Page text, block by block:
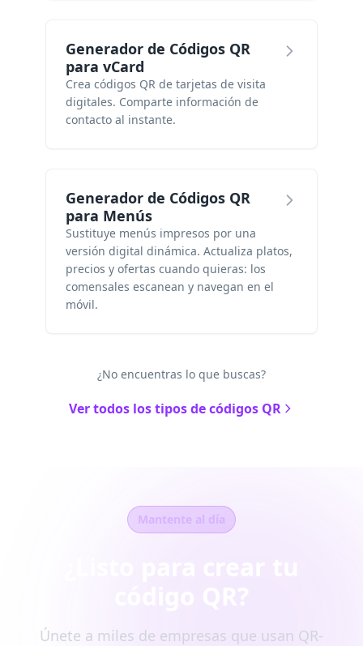
Generador de Códigos QR
para vCard
Crea códigos QR de tarjetas de visita
digitales. Comparte información de
contacto al instante.
Generador de Códigos QR
para Menús
Sustituye menús impresos por una
versión digital dinámica. Actualiza platos,
precios y ofertas cuando quieras: los
comensales escanean y navegan en el
móvil.
¿No encuentras lo que buscas?
Ver todos los tipos de códigos QR
Mantente al día
Únete a miles de empresas que usan QR-